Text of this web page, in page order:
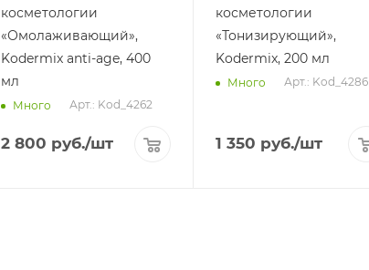
косметологии
«Омолаживающий»,
Kodermix anti-age, 400
мл
Много Арт.: Kod_4262
2 800 руб./шт
косметологии
«Тонизирующий»,
Kodermix, 200 мл
Много Арт.: Kod_4286
1 350 руб./шт